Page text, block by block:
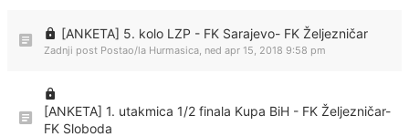
[ANKETA] 5. kolo LZP - FK Sarajevo- FK Željezničar
Zadnji post Postao/la Hurmasica, ned apr 15, 2018 9:58 pm
[ANKETA] 1. utakmica 1/2 finala Kupa BiH - FK Željezničar-
FK Sloboda